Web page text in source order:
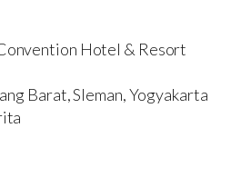
Hotel & Resort
Barat, Sleman, Yogyakarta